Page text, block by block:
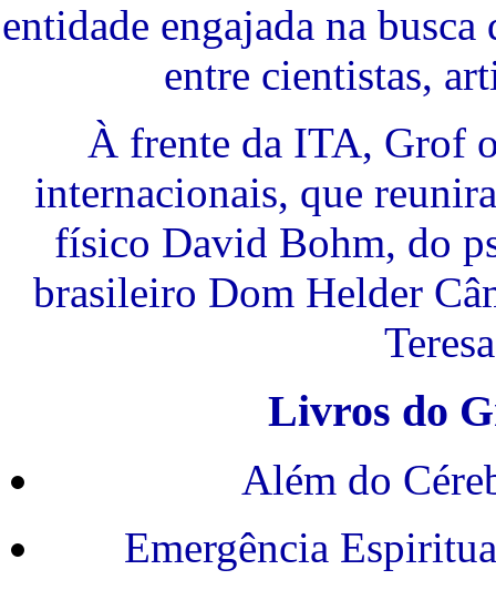
entidade engajada na
entre cientistas,
À frente da ITA, Grof
internacionais, que
físico David Bohm, do
brasileiro Dom Helder
Livros do
Além do
Emergência